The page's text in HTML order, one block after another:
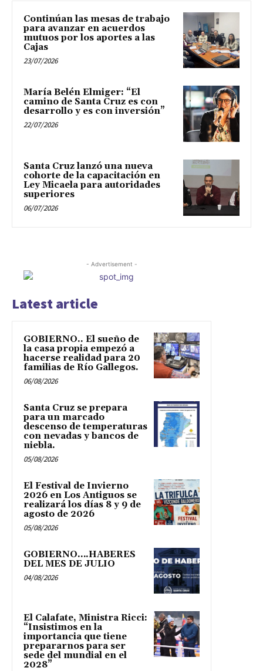
Continúan las mesas de trabajo
para avanzar en acuerdos
mutuos por los aportes a las
Cajas
23/07/2026
María Belén Elmiger: “El
camino de Santa Cruz es con
desarrollo y es con inversión”
22/07/2026
Santa Cruz lanzó una nueva
cohorte de la capacitación en
Ley Micaela para autoridades
superiores
06/07/2026
- Advertisement -
Latest article
GOBIERNO.. El sueño de
la casa propia empezó a
hacerse realidad para 20
familias de Río Gallegos.
06/08/2026
Santa Cruz se prepara
para un marcado
descenso de temperaturas
con nevadas y bancos de
niebla.
05/08/2026
El Festival de Invierno
2026 en Los Antiguos se
realizará los días 8 y 9 de
agosto de 2026
05/08/2026
GOBIERNO….HABERES
DEL MES DE JULIO
04/08/2026
El Calafate, Ministra Ricci:
“Insistimos en la
importancia que tiene
prepararnos para ser
sede del mundial en el
2028”